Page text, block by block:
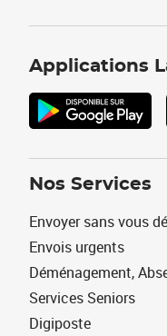
Applications
Nos Services
Envoyer sans vous
Envois urgents
Déménagement,
Services Seniors
Digiposte